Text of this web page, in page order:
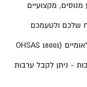
מקצועיים
שלכם ולטעמכם
פרזול בלום ואיכות ע"פ תקנים בינלאומיים (OHSAS 18001
- ניתן לקבל ערבות